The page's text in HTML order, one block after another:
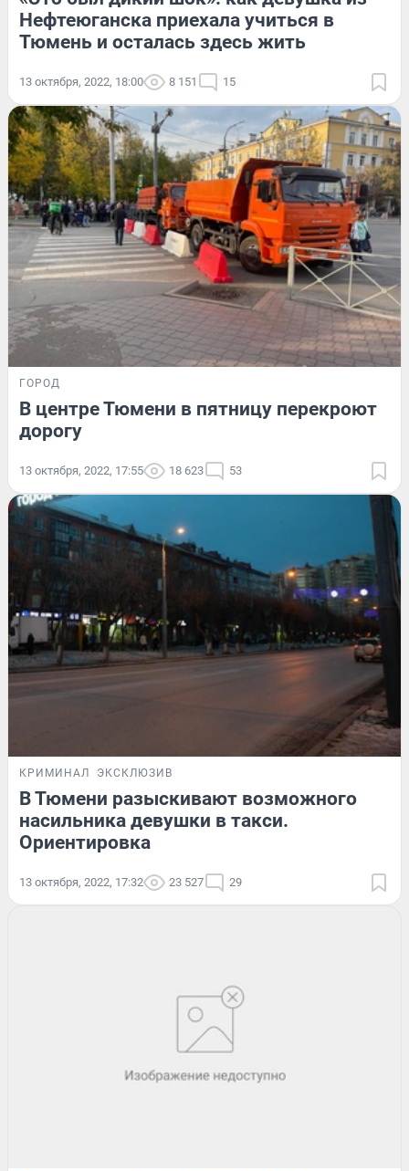
Нефтеюганска приехала учиться в
Тюмень и осталась здесь жить
13 октября, 2022, 18:00 8 151 15
ГОРОД
В центре Тюмени в пятницу перекроют
дорогу
13 октября, 2022, 17:55 18 623 53
КРИМИНАЛ ЭКСКЛЮЗИВ
В Тюмени разыскивают возможного
насильника девушки в такси.
Ориентировка
13 октября, 2022, 17:32 23 527 29